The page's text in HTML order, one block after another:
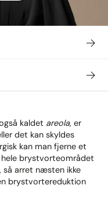
kaldet areola, er
det kan skyldes
kan man fjerne et
hele brystvorteområdet
så arret næsten ikke
brystvortereduktion